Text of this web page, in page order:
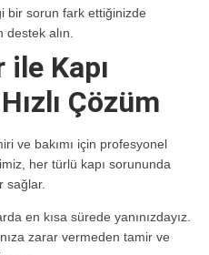
bir sorun fark ettiğinizde
alın.
Kapı
Çözüm
ve bakımı için profesyonel
her türlü kapı sorununda
sağlar.
en kısa sürede yanınızdayız.
zarar vermeden tamir ve